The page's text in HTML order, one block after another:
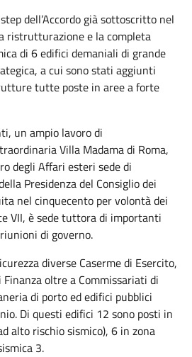
dell’Accordo già sottoscritto nel
ristrutturazione e la completa
di 6 edifici demaniali di grande
a cui sono stati aggiunti
tutte poste in aree a forte
un ampio lavoro di
Villa Madama di Roma,
degli Affari esteri sede di
Presidenza del Consiglio dei
nel cinquecento per volontà dei
VII, è sede tuttora di importanti
di governo.
diverse Caserme di Esercito,
oltre a Commissariati di
di porto ed edifici pubblici
Di questi edifici 12 sono posti in
alto rischio sismico), 6 in zona
3.